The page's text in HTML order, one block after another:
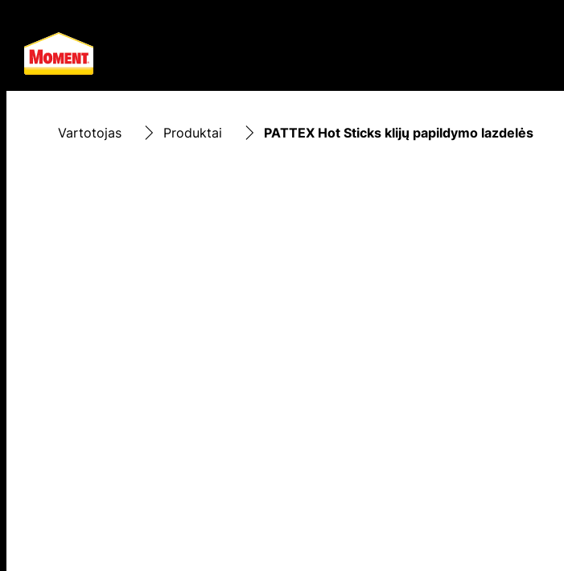
Vartotojas Produktai PATTEX Hot Sticks klijų papildymo lazdelės